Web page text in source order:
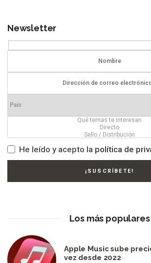
Newsletter
He leído y acepto la política de
Los más populares
Apple Music sube
vez desde 2022